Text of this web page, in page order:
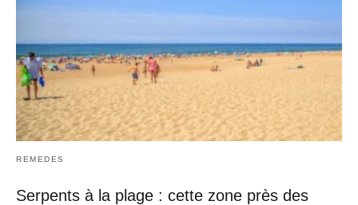
REMEDES
Serpents à la plage : cette zone près des